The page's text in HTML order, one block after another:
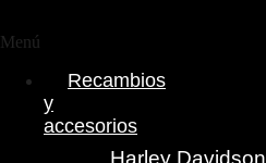
Menú
Recambios
y
accesorios
Harley Davidson